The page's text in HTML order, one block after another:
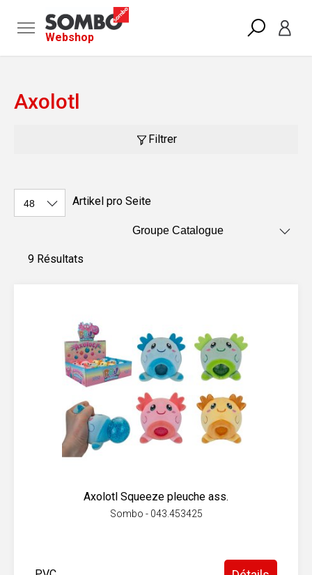
Webshop
Axolotl
Filtrer
Artikel pro Seite
9 Résultats
Axolotl Squeeze pleuche ass.
Sombo - 043.453425